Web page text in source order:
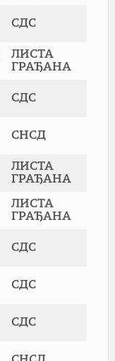
СДС
ЛИСТА
ГРАЂАНА
СДС
СНСД
ЛИСТА
ГРАЂАНА
ЛИСТА
ГРАЂАНА
СДС
СДС
СДС